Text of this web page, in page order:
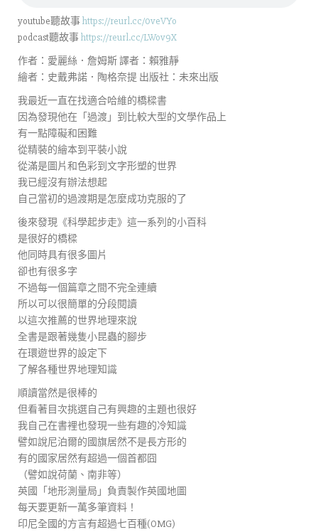
youtube聽故事https://reurl.cc/0veVYo
podcast聽故事https://reurl.cc/LWov9X
作者：愛麗絲．詹姆斯 譯者：賴雅靜
繪者：史戴弗諾．陶格奈提 出版社：未來出版
我最近一直在找適合哈維的橋樑書
因為發現他在「過渡」到比較大型的文學作品上
有一點障礙和困難
從精裝的繪本到平裝小說
從滿是圖片和色彩到文字形塑的世界
我已經沒有辦法想起
自己當初的過渡期是怎麼成功克服的了
後來發現《科學起步走》這一系列的小百科
是很好的橋樑
他同時具有很多圖片
卻也有很多字
不過每一個篇章之間不完全連續
所以可以很簡單的分段閱讀
以這次推薦的世界地理來說
全書是跟著幾隻小昆蟲的腳步
在環遊世界的設定下
了解各種世界地理知識
順讀當然是很棒的
但看著目次挑選自己有興趣的主題也很好
我自己在書裡也發現一些有趣的冷知識
譬如說尼泊爾的國旗居然不是長方形的
有的國家居然有超過一個首都囧
（譬如說荷蘭、南非等）
英國「地形測量局」負責製作英國地圖
每天要更新一萬多筆資料！
印尼全國的方言有超過七百種(OMG)